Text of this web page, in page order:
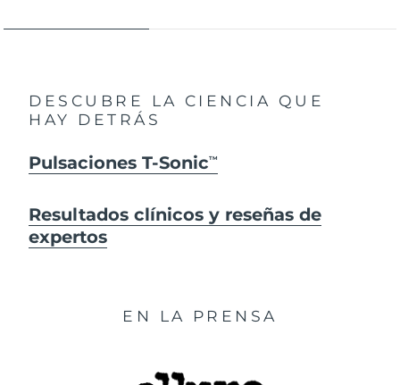
DESCUBRE LA CIENCIA QUE
HAY DETRÁS
Pulsaciones T-SonicTM
Resultados clínicos y reseñas de
expertos
EN LA PRENSA